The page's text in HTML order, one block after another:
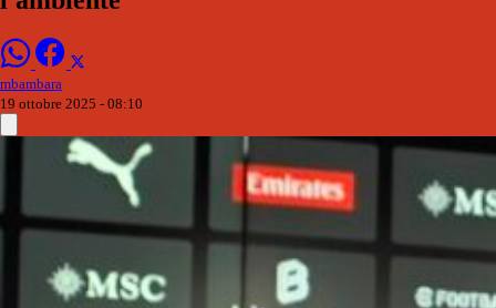
mbambara
19 ottobre 2025 - 08:10